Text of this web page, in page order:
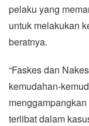
pelaku yang
untuk melakukan
beratnya.
“Faskes dan
kemudahan-
terlibat dalam